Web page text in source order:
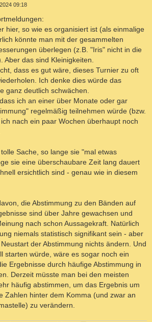
09:18
hier, so wie es organisiert ist (als einmalige
könnte man mit der gesammelten
überlegen (z.B. "Iris" nicht in die
Aber das sind Kleinigkeiten.
dass es gut wäre, dieses Turnier zu oft
Ich denke dies würde das
ganz deutlich schwächen.
ich an einer über Monate oder gar
regelmäßig teilnehmen würde (bzw.
nach ein paar Wochen überhaupt noch
Sache, so lange sie "mal etwas
sie eine überschaubare Zeit lang dauert
ersichtlich sind - genau wie in diesem
die Abstimmung zu den Bänden auf
sind über Jahre gewachsen und
nach schon Aussagekraft. Natürlich
niemals statistisch signifikant sein - aber
der Abstimmung nichts ändern. Und
starten würde, wäre es sogar noch ein
Ergebnisse durch häufige Abstimmung in
Derzeit müsste man bei den meisten
häufig abstimmen, um das Ergebnis um
Zahlen hinter dem Komma (und zwar an
zu verändern.